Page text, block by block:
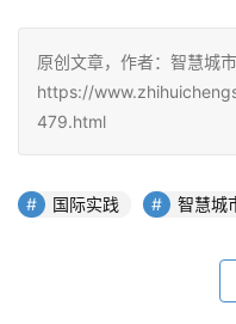
原创文章，作者：智慧城
https://
479.html
国际实践 智慧城